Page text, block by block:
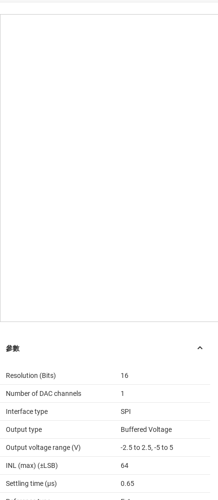
Resolution (Bits) 16
Number of DAC channels 1
Interface type SPI
Output type Buffered Voltage
Output voltage range (V) -2.5 to 2.5, -5 to 5
INL (max) (±LSB) 64
Settling time (µs) 0.65